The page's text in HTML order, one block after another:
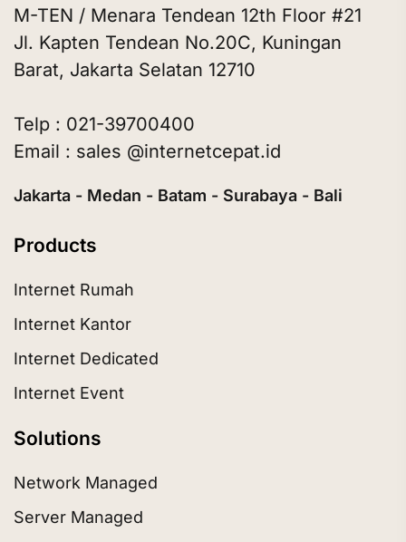
M-TEN / Menara Tendean 12th Floor #21
Jl. Kapten Tendean No.20C, Kuningan
Barat, Jakarta Selatan 12710
Telp : 021-39700400
Email : sales @internetcepat.id
Jakarta - Medan - Batam - Surabaya - Bali
Products
Internet Rumah
Internet Kantor
Internet Dedicated
Internet Event
Solutions
Network Managed
Server Managed